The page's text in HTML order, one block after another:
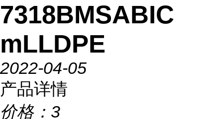
7318BMSABIC
mLLDPE
2022-04-05
产品详情
价格： 3